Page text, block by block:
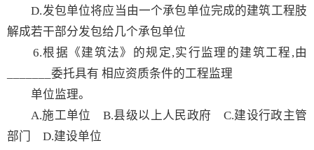
D.发包单位将应当由一个承包单位完成的建筑工程肢
解成若干部分发包给几个承包单位
6.根据《建筑法》的规定,实行监理的建筑工程,由
_______委托具有 相应资质条件的工程监理
单位监理。
A.施工单位 B.县级以上人民政府 C.建设行政主管
部门 D.建设单位